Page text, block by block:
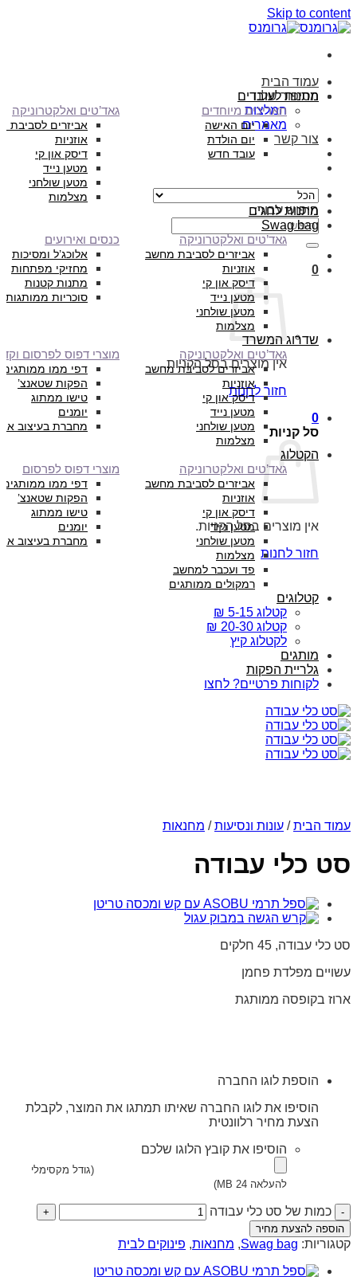
Skip to content
עמוד הבית
הסיפור שלנו
המלצות
מאמרים
צור קשר
חיפוש עבור:
0
אין מוצרים בסל הקניות.
חזור לחנות
0
סל קניות
אין מוצרים בסל הקניות.
חזור לחנות
מתנות לעובדים
תאריכים מיוחדים
יום האישה
יום הולדת
עובד חדש
גאד’טים ואלקטרוניקה
אביזרים לסביבת
אוזניות
דיסק און קי
מטען נייד
מטען שולחני
מצלמות
מתנות לחגים
Swag bag
גאד’טים ואלקטרוניקה
אביזרים לסביבת מחשב
אוזניות
דיסק און קי
מטען נייד
מטען שולחני
מצלמות
כנסים ואירועים
אלוכג’ל ומסיכות
מחזיקי מפתחות
מתנות קטנות
סוכריות ממותגות
שדרוג המשרד
גאד’טים ואלקטרוניקה
אביזרים לסביבת מחשב
אוזניות
דיסק און קי
מטען נייד
מטען שולחני
מצלמות
מוצרי דפוס לפרסום
דפי ממו ממותגים
הפקות שטאנצ’
טישו ממתוג
יומנים
מחברת בעיצוב
הקטלוג
גאד’טים ואלקטרוניקה
אביזרים לסביבת מחשב
אוזניות
דיסק און קי
מטען נייד
מטען שולחני
מצלמות
פד ועכבר למחשב
רמקולים ממותגים
מוצרי דפוס לפרסום
דפי ממו ממותגים
הפקות שטאנצ’
טישו ממתוג
יומנים
מחברת בעיצוב
קטלוגים
קטלוג 5-15 ₪
קטלוג 20-30 ₪
לקטלוג קיץ
מותגים
גלריית הפקות
לקוחות פרטיים? לחצו
עמוד הבית / עונות ונסיעות / מחנאות
סט כלי עבודה
סט כלי עבודה, 45 חלקים
עשויים מפלדת פחמן
ארוז בקופסה ממותגת
הוספת לוגו החברה
הוסיפו את לוגו החברה שאיתו תמתגו את המוצר, לקבלת
הצעת מחיר רלוונטית
הוסיפו את קובץ הלוגו שלכם
(גודל מקסימלי
להעלאה 24 MB)
כמות של סט כלי עבודה
הוספה להצעת מחיר
קטגוריות: Swag bag
, מחנאות, פינוקים לבית